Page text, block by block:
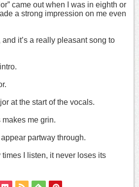
came out when I was in eighth or
a strong impression on me even
and it’s a really pleasant song to
at the start of the vocals.
me grin.
partway through.
times I listen, it never loses its